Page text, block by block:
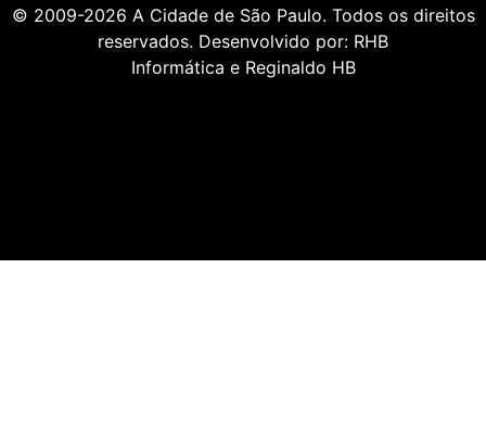
© 2009-2026 A Cidade de São Paulo. Todos os direitos
reservados. Desenvolvido por: RHB
Informática e Reginaldo HB